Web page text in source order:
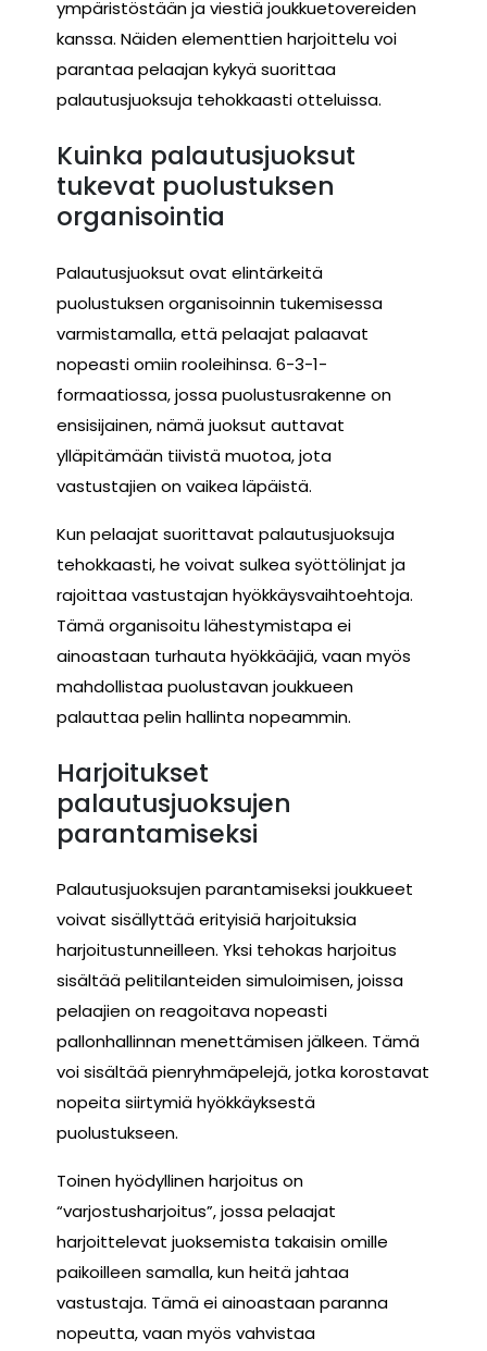
ympäristöstään ja viestiä joukkuetovereiden
kanssa. Näiden elementtien harjoittelu voi
parantaa pelaajan kykyä suorittaa
palautusjuoksuja tehokkaasti otteluissa.
Kuinka palautusjuoksut
tukevat puolustuksen
organisointia
Palautusjuoksut ovat elintärkeitä
puolustuksen organisoinnin tukemisessa
varmistamalla, että pelaajat palaavat
nopeasti omiin rooleihinsa. 6-3-1-
formaatiossa, jossa puolustusrakenne on
ensisijainen, nämä juoksut auttavat
ylläpitämään tiivistä muotoa, jota
vastustajien on vaikea läpäistä.
Kun pelaajat suorittavat palautusjuoksuja
tehokkaasti, he voivat sulkea syöttölinjat ja
rajoittaa vastustajan hyökkäysvaihtoehtoja.
Tämä organisoitu lähestymistapa ei
ainoastaan turhauta hyökkääjiä, vaan myös
mahdollistaa puolustavan joukkueen
palauttaa pelin hallinta nopeammin.
Harjoitukset
palautusjuoksujen
parantamiseksi
Palautusjuoksujen parantamiseksi joukkueet
voivat sisällyttää erityisiä harjoituksia
harjoitustunneilleen. Yksi tehokas harjoitus
sisältää pelitilanteiden simuloimisen, joissa
pelaajien on reagoitava nopeasti
pallonhallinnan menettämisen jälkeen. Tämä
voi sisältää pienryhmäpelejä, jotka korostavat
nopeita siirtymiä hyökkäyksestä
puolustukseen.
Toinen hyödyllinen harjoitus on
“varjostusharjoitus”, jossa pelaajat
harjoittelevat juoksemista takaisin omille
paikoilleen samalla, kun heitä jahtaa
vastustaja. Tämä ei ainoastaan paranna
nopeutta, vaan myös vahvistaa